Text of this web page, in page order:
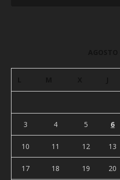
3 4 5 6
10 11 12 13
17 18 19 20